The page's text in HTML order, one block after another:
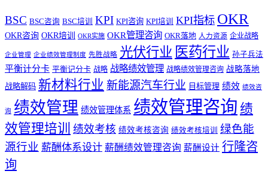
BSC BSC咨询 BSC培训 KPI KPI咨询 KPI培训 KPI指标 OKR
OKR咨询 OKR培训 OKR实施 OKR管理咨询 OKR落地 人力资源 企业战略
企业管理 企业绩效管理制度 先胜战略 光伏行业 医药行业 孙子兵法
平衡计分卡 平衡记分卡 战略 战略绩效管理 战略绩效管理咨询 战略落地
战略解码 新材料行业 新能源汽车行业 目标管理 绩效 绩效咨
询 绩效管理 绩效管理体系 绩效管理咨询 绩
效管理培训 绩效考核 绩效考核咨询 绩效考核培训
绿色能
源行业 薪酬体系设计 薪酬绩效管理咨询 薪酬设计 行隆咨
询